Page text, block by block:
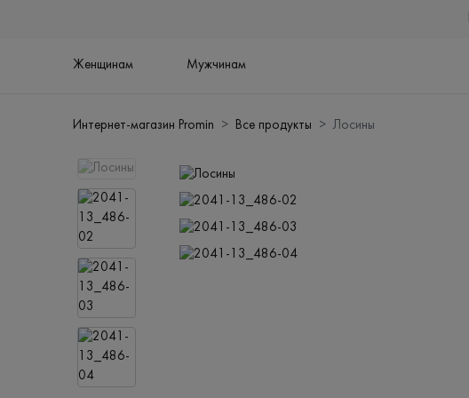
Женщинам Мужчинам
Интернет-магазин Promin Все продукты Лосины